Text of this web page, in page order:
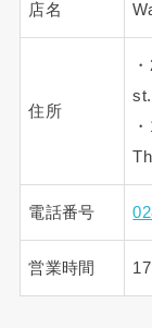
店名
住所
電話番号
営業時間